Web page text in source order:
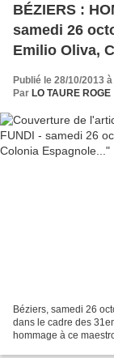
BÉZIERS :
samedi 26
Emilio Oliva,
Publié le 28/10/2013
Par LO TAURE ROGE
Béziers, samedi 26
dans le cadre des
hommage à ce